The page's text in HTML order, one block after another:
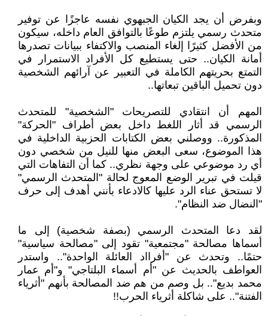
وبفرض أن يجد الكيان الجبهوي نفسه عاجزًا عن توفير
متحدث رسمي يلتزم طوعًا بالتوافق العام داخله، سيكون
من الأفضل كثيرًا إلغاء المنصب والاكتفاء ببيانات تصدرها
أمانة الكيان.. حتى يستطيع كل الأفراد الاستمرار في
التمتع بحريتهم الكاملة في التعبير عن آرائهم الشخصية
دون تحميل الباقين تبعاتها..
المهم أن انتقادي للتصريحات "الشخصية" للمتحدث
الرسمي قد أثار اللغط داخل بعض أطراف "الحركة"
المذكورة.. ووصلني بعض الكتابات الحزبية الداخلية في
هذا الموضوع، سعى البعض منها للنيل من شخصي دون
أي رد موضوعي على وجهة نظري.. كما أن التفاهات التي
قيلت في تبرير الوضع المعوج لحالة "المتحدث الرسمي"
لا تستحق عناء الرد عليها كالادعاء بأنني أهدف إلى حرف
"النضال ضد النظام".
لقد دعا المتحدث الرسمي (بصفة شخصية) إلى ما
أسماها مصالحة "مجتمعية" تقود إلى "مصالحة سياسية"
حتمًا.. وتحدث عن "أفرااد العائلة الواحدة".. واستدر
العواطف بالحديث عن "أم أسماء البلتاجي" و"أم عمار
محمد بديع".. بل وصم من هم ضد المصالحة بأنهم "أثرياء
الفتنة".. على شاكلة أثرياء الحرب!!